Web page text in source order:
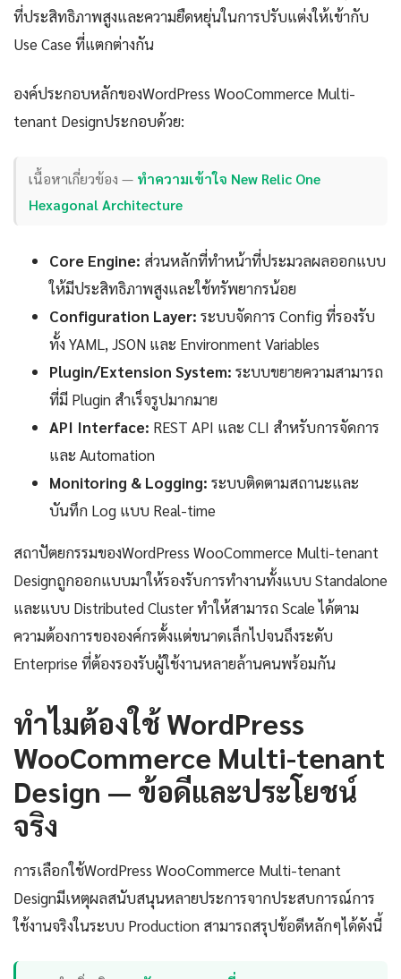
ที่ประสิทธิภาพสูงและความยืดหยุ่นในการปรับแต่งให้เข้ากับ
Use Case ที่แตกต่างกัน
องค์ประกอบหลักของWordPress WooCommerce Multi-
tenant Designประกอบด้วย:
เนื้อหาเกี่ยวข้อง — ทำความเข้าใจ New Relic One
Hexagonal Architecture
Core Engine: ส่วนหลักที่ทำหน้าที่ประมวลผลออกแบบ
ให้มีประสิทธิภาพสูงและใช้ทรัพยากรน้อย
Configuration Layer: ระบบจัดการ Config ที่รองรับ
ทั้ง YAML, JSON และ Environment Variables
Plugin/Extension System: ระบบขยายความสามารถ
ที่มี Plugin สำเร็จรูปมากมาย
API Interface: REST API และ CLI สำหรับการจัดการ
และ Automation
Monitoring & Logging: ระบบติดตามสถานะและ
บันทึก Log แบบ Real-time
สถาปัตยกรรมของWordPress WooCommerce Multi-tenant
Designถูกออกแบบมาให้รองรับการทำงานทั้งแบบ Standalone
และแบบ Distributed Cluster ทำให้สามารถ Scale ได้ตาม
ความต้องการขององค์กรตั้งแต่ขนาดเล็กไปจนถึงระดับ
Enterprise ที่ต้องรองรับผู้ใช้งานหลายล้านคนพร้อมกัน
ทำไมต้องใช้ WordPress
WooCommerce Multi-tenant
Design — ข้อดีและประโยชน์
จริง
การเลือกใช้WordPress WooCommerce Multi-tenant
Designมีเหตุผลสนับสนุนหลายประการจากประสบการณ์การ
ใช้งานจริงในระบบ Production สามารถสรุปข้อดีหลักๆได้ดังนี้